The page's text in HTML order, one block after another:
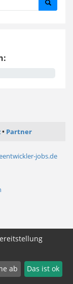
Partner
jobs.de
ab Das ist ok